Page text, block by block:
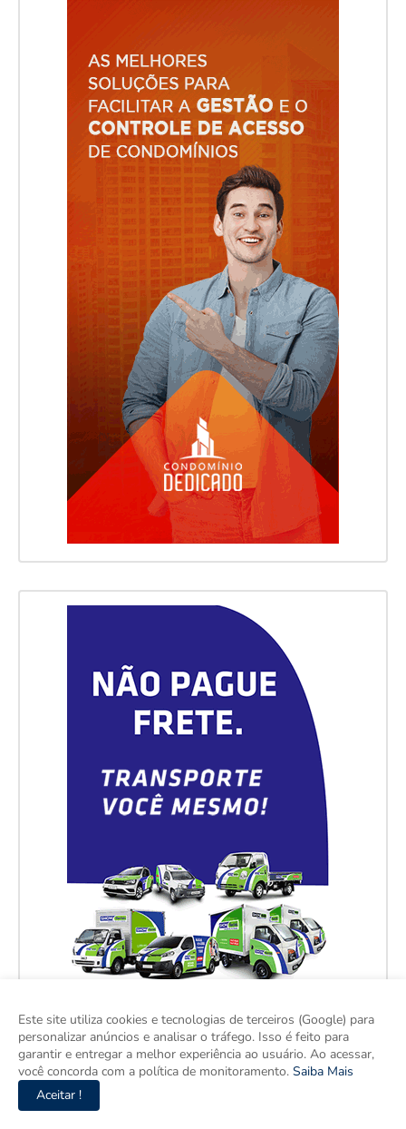
Este site utiliza cookies e tecnologias de terceiros (Google) para
personalizar anúncios e analisar o tráfego. Isso é feito para
garantir e entregar a melhor experiência ao usuário. Ao acessar,
você concorda com a política de monitoramento. Saiba Mais
Aceitar !